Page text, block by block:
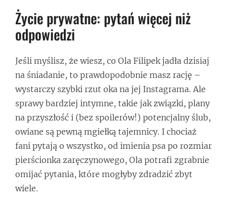
Życie prywatne: pytań więcej niż
odpowiedzi
Jeśli myślisz, że wiesz, co Ola Filipek jadła dzisiaj
na śniadanie, to prawdopodobnie masz rację –
wystarczy szybki rzut oka na jej Instagrama. Ale
sprawy bardziej intymne, takie jak związki, plany
na przyszłość i (bez spoilerów!) potencjalny ślub,
owiane są pewną mgiełką tajemnicy. I chociaż
fani pytają o wszystko, od imienia psa po rozmiar
pierścionka zaręczynowego, Ola potrafi zgrabnie
omijać pytania, które mogłyby zdradzić zbyt
wiele.